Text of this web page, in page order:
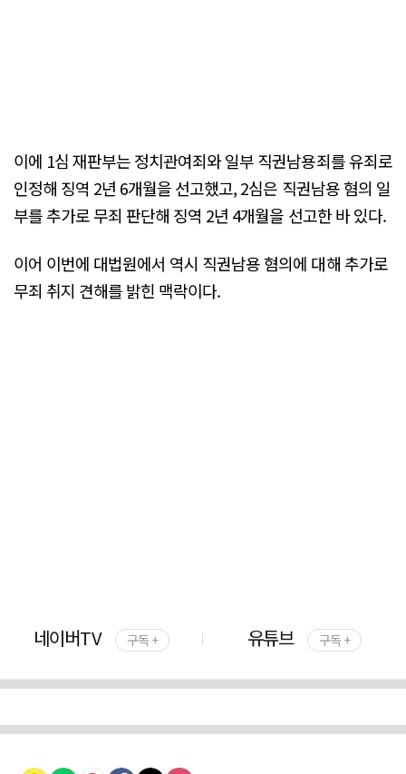
이에 1심 재판부는 정치관여죄와 일부 직권남용죄를 유죄로
인정해 징역 2년 6개월을 선고했고, 2심은 직권남용 혐의 일
부를 추가로 무죄 판단해 징역 2년 4개월을 선고한 바 있다.
이어 이번에 대법원에서 역시 직권남용 혐의에 대해 추가로
무죄 취지 견해를 밝힌 맥락이다.
네이버TV 구독 + 유튜브 구독 +